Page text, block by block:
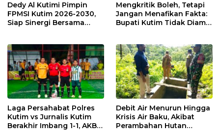
Dedy Al Kutimi Pimpin
FPMSI Kutim 2026-2030,
Siap Sinergi Bersama
Mengkritik Boleh, Tetapi
Jangan Menafikan Fakta:
Bupati Kutim Tidak Diam
Laga Persahabat Polres
Kutim vs Jurnalis Kutim
Berakhir Imbang 1-1, AKBP
Debit Air Menurun Hingga
Krisis Air Baku, Akibat
Perambahan Hutan